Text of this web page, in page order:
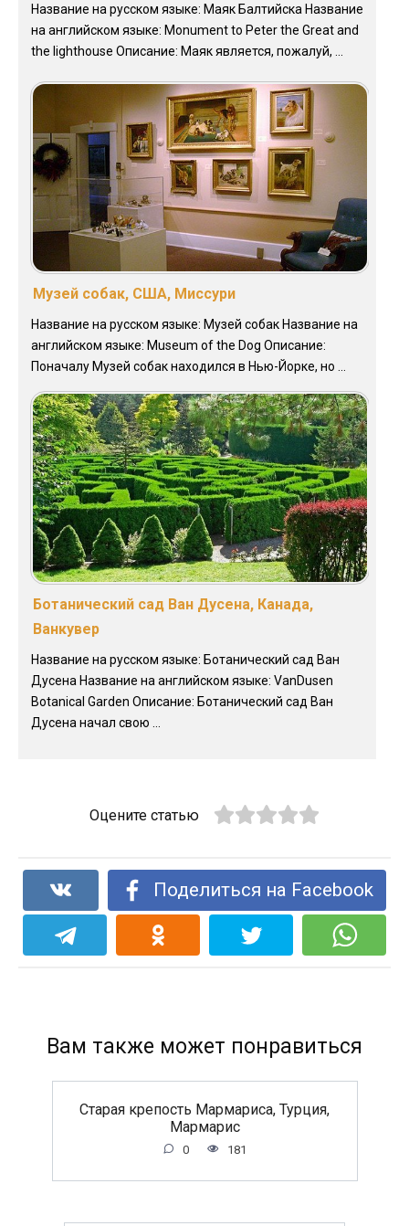
Название на русском языке: Маяк Балтийска Название
на английском языке: Monument to Peter the Great and
the lighthouse Описание: Маяк является, пожалуй, ...
Музей собак, США, Миссури
Название на русском языке: Музей собак Название на
английском языке: Museum of the Dog Описание:
Поначалу Музей собак находился в Нью-Йорке, но ...
Ботанический сад Ван Дусена, Канада,
Ванкувер
Название на русском языке: Ботанический сад Ван
Дусена Название на английском языке: VanDusen
Botanical Garden Описание: Ботанический сад Ван
Дусена начал свою ...
Оцените статью
Поделиться на Facebook
Вам также может понравиться
Старая крепость Мармариса, Турция,
Мармарис
0 181